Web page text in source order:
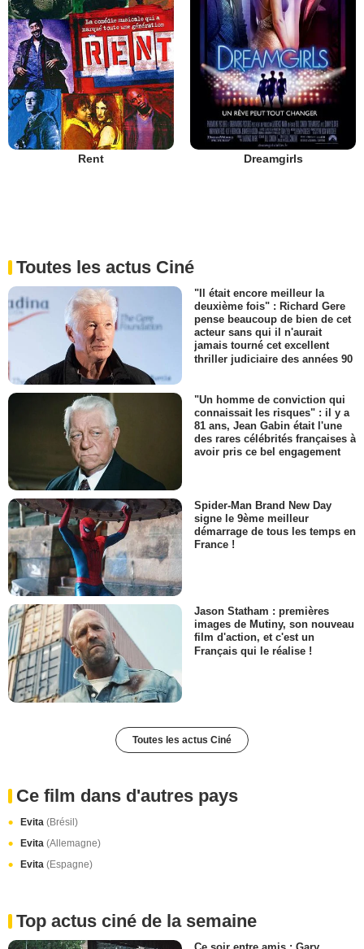
Rent Dreamgirls
Toutes les actus Ciné
"Il était encore meilleur la
deuxième fois" : Richard Gere
pense beaucoup de bien de cet
acteur sans qui il n'aurait
jamais tourné cet excellent
thriller judiciaire des années 90
"Un homme de conviction qui
connaissait les risques" : il y a
81 ans, Jean Gabin était l'une
des rares célébrités françaises à
avoir pris ce bel engagement
Spider-Man Brand New Day
signe le 9ème meilleur
démarrage de tous les temps en
France !
Jason Statham : premières
images de Mutiny, son nouveau
film d'action, et c'est un
Français qui le réalise !
Toutes les actus Ciné
Ce film dans d'autres pays
Evita (Brésil)
Evita (Allemagne)
Evita (Espagne)
Top actus ciné de la semaine